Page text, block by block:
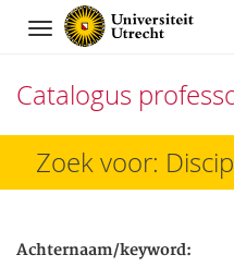
Navigation
Catalogus
Direct
naar
inhoud
Zoek voor:
Achternaam/keyword: